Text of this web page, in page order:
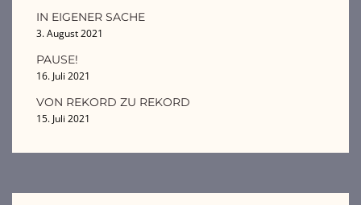
IN EIGENER SACHE
3. August 2021
PAUSE!
16. Juli 2021
VON REKORD ZU REKORD
15. Juli 2021